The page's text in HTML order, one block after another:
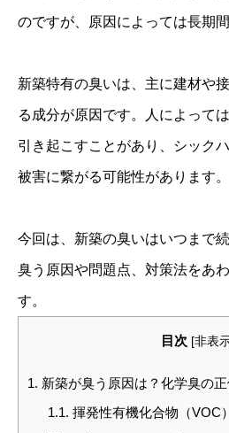
のですが、原因によっては長期
新築特有の臭いは、主に建材や
る成分が原因です。人によって
引き起こすことがあり、シック
被害に繋がる可能性があります。
今回は、新築の臭いはいつまで
臭う原因や問題点、対策法をあ
す。
目次 [非表
1. 新築が臭う原因は？化学臭の正
1.1. 揮発性有機化合物（VOC